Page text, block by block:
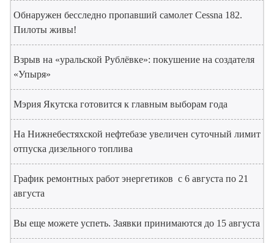
Обнаружен бесследно пропавший самолет Cessna 182.
Пилоты живы!
Взрыв на «уральской Рублёвке»: покушение на создателя
«Упыря»
Мэрия Якутска готовится к главным выборам года
На Нижнебестяхской нефтебазе увеличен суточный лимит
отпуска дизельного топлива
График ремонтных работ энергетиков с 6 августа по 21
августа
Вы еще можете успеть. Заявки принимаются до 15 августа